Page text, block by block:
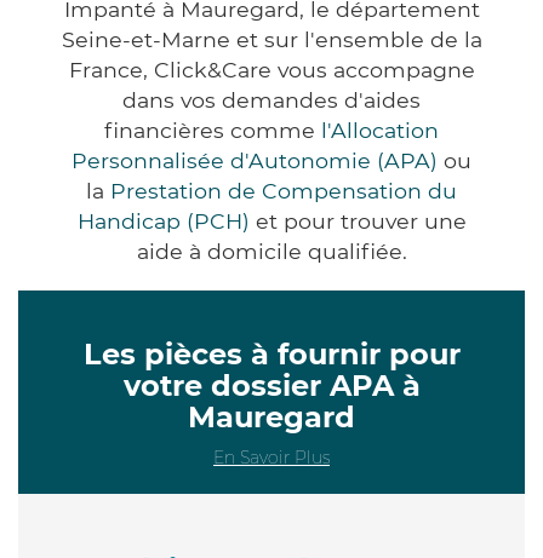
Impanté à Mauregard, le département
Seine-et-Marne et sur l'ensemble de la
France, Click&Care vous accompagne
dans vos demandes d'aides
financières comme l'Allocation
Personnalisée d'Autonomie (APA) ou
la Prestation de Compensation du
Handicap (PCH) et pour trouver une
aide à domicile qualifiée.
Les pièces à fournir pour
votre dossier APA à
Mauregard
En Savoir Plus